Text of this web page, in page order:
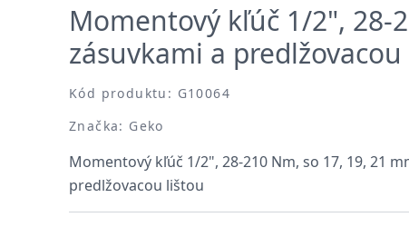
Momentový kľúč 1/2", 28-
zásuvkami a
Kód produktu: G10064
Značka: Geko
Momentový kľúč 1/2", 28-210 Nm, so 17, 19, 21
predlžovacou lištou